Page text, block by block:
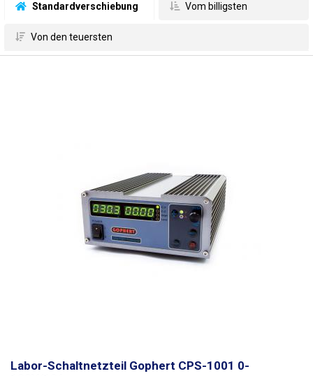
Standardverschiebung Vom billigsten
Von den teuersten
Labor-Schaltnetzteil Gophert CPS-1001 0-